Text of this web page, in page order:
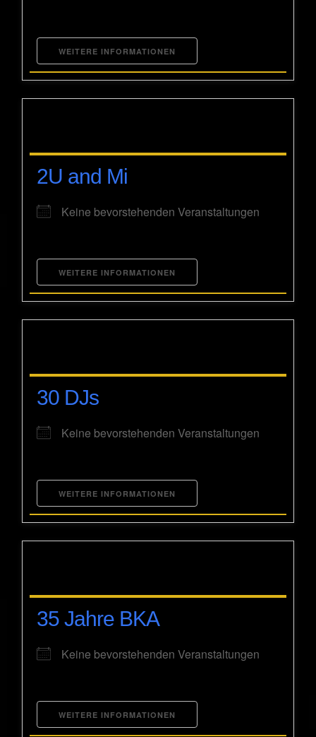
WEITERE INFORMATIONEN
2U and Mi
Keine bevorstehenden Veranstaltungen
WEITERE INFORMATIONEN
30 DJs
Keine bevorstehenden Veranstaltungen
WEITERE INFORMATIONEN
35 Jahre BKA
Keine bevorstehenden Veranstaltungen
WEITERE INFORMATIONEN